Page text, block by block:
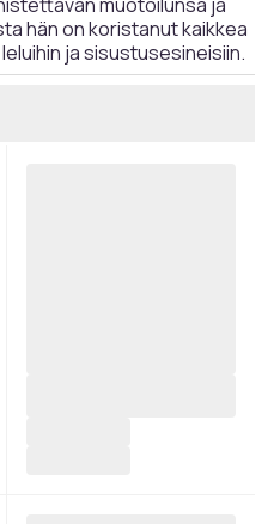
hän on koristanut kaikkea
ja sisustusesineisiin.